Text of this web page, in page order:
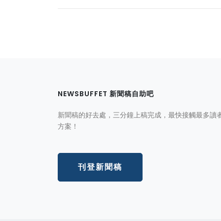
NEWSBUFFET 新聞稿自助吧
新聞稿的好去處，三分鐘上稿完成，最快接觸最多讀
方案！
刊登新聞稿